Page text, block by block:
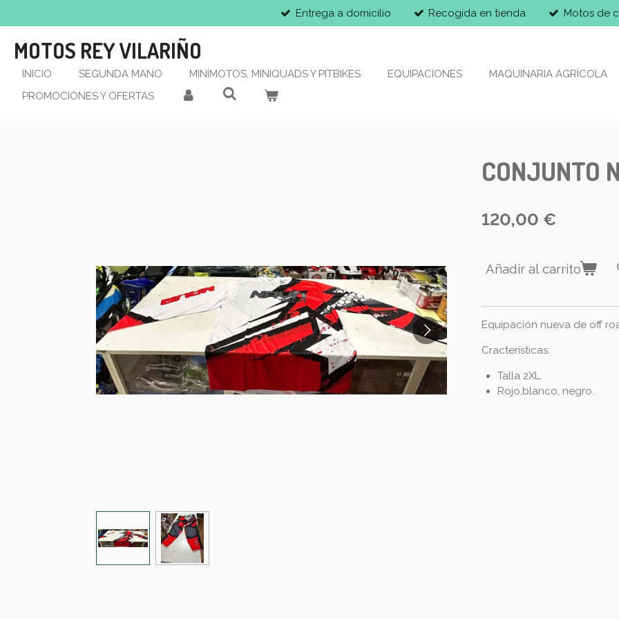
al
contenido
principal
Entrega a domicilio Recogida en tienda Motos de
MOTOS REY VILARIÑO
INICIO SEGUNDA MANO MINIMOTOS, MINIQUADS Y PITBIKES EQUIPACIONES
MAQUINARIA AGRÍCOLA
PROMOCIONES Y OFERTAS
CONJUNTO
120,00 €
Añadir al carrito
Equipación nueva de off
Cracterísticas:
Talla 2XL.
Rojo,blanco, negro.